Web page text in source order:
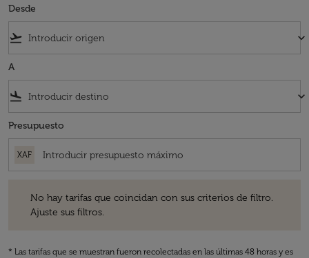
Desde
flight_takeoff keyboard_arrow_down
A
flight_land keyboard_arrow_down
Presupuesto
XAF
No hay tarifas que coincidan con sus criterios de filtro.
Ajuste sus filtros.
* Las tarifas que se muestran fueron recolectadas en las últimas 48 horas y es